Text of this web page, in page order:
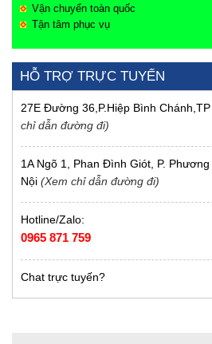
Vận chuyển toàn quốc
Tận tâm phục vụ
HỖ TRỢ TRỰC TUYẾN
27E Đường 36,P.Hiệp Bình
chỉ dẫn đường đi)
1A Ngõ 1, Phan Đình Giót, P.
Nội (Xem chỉ dẫn đường đi)
Hotline/Zalo:
0965 871 759
Chat trực tuyến?